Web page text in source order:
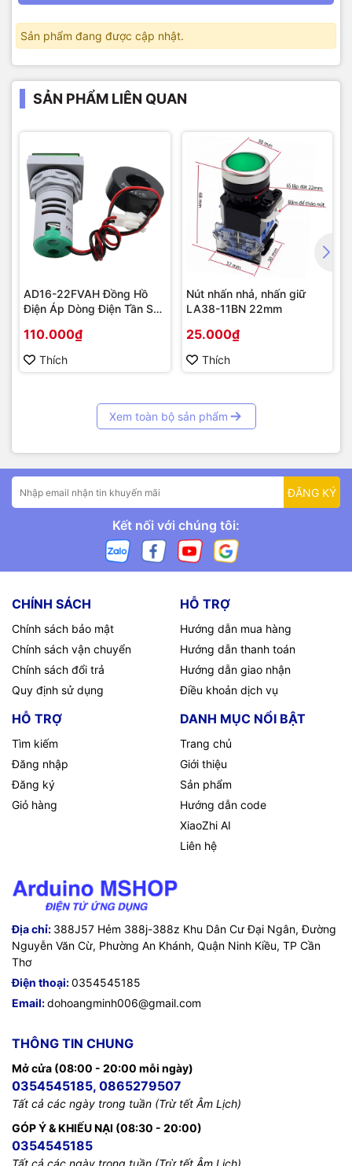
Sản phẩm đang được cập nhật.
SẢN PHẨM LIÊN QUAN
AD16-22FVAH Đồng Hồ
Điện Áp Dòng Điện Tần Số
110.000₫
Thích
Nút nhấn nhả, nhấn giữ
LA38-11BN 22mm
25.000₫
Thích
Xem toàn bộ sản phẩm
ĐĂNG KÝ
Kết nối với chúng tôi:
CHÍNH SÁCH
Chính sách bảo mật
Chính sách vận chuyển
Chính sách đổi trả
Quy định sử dụng
HỖ TRỢ
Hướng dẫn mua hàng
Hướng dẫn thanh toán
Hướng dẫn giao nhận
Điều khoản dịch vụ
HỖ TRỢ
Tìm kiếm
Đăng nhập
Đăng ký
Giỏ hàng
DANH MỤC NỔI BẬT
Trang chủ
Giới thiệu
Sản phẩm
Hướng dẫn code
XiaoZhi AI
Liên hệ
Địa chỉ: 388J57 Hẻm 388j-388z Khu Dân Cư Đại Ngân, Đường
Nguyễn Văn Cừ, Phường An Khánh, Quận Ninh Kiều, TP Cần
Thơ
Điện thoại:0354545185
Email:dohoangminh006@gmail.com
THÔNG TIN CHUNG
Mở cửa (08:00 - 20:00 mỗi ngày)
0354545185, 0865279507
Tất cả các ngày trong tuần (Trừ tết Âm Lịch)
GÓP Ý & KHIẾU NẠI (08:30 - 20:00)
0354545185